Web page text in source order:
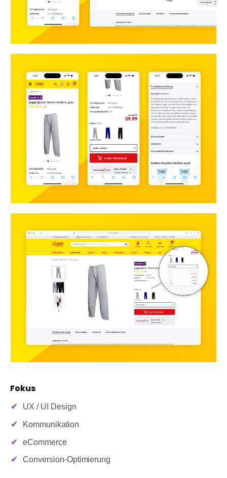
Fokus
UX / UI Design
Kommunikation
eCommerce
Conversion-Optimierung